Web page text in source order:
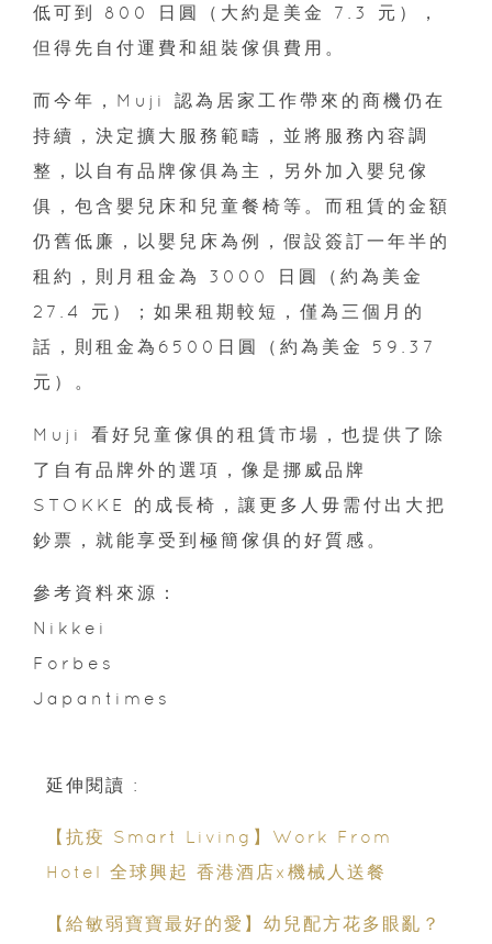
低可到 800 日圓（大約是美金 7.3 元），
但得先自付運費和組裝傢俱費用。
而今年，Muji 認為居家工作帶來的商機仍在
持續，決定擴大服務範疇，並將服務內容調
整，以自有品牌傢俱為主，另外加入嬰兒傢
俱，包含嬰兒床和兒童餐椅等。而租賃的金額
仍舊低廉，以嬰兒床為例，假設簽訂一年半的
租約，則月租金為 3000 日圓（約為美金
27.4 元）；如果租期較短，僅為三個月的
話，則租金為6500日圓（約為美金 59.37
元）。
Muji 看好兒童傢俱的租賃市場，也提供了除
了自有品牌外的選項，像是挪威品牌
STOKKE 的成長椅，讓更多人毋需付出大把
鈔票，就能享受到極簡傢俱的好質感。
參考資料來源：
Nikkei
Forbes
Japantimes
延伸閱讀 :
【抗疫 Smart Living】Work From
Hotel 全球興起 香港酒店x機械人送餐
【給敏弱寶寶最好的愛】幼兒配方花多眼亂？